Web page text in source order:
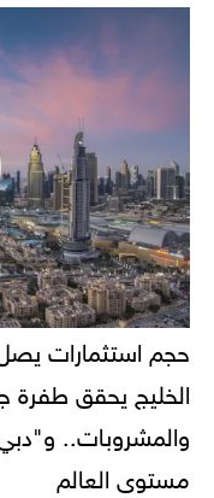
الخليج يحقق طفرة
والمشروبات.. و"دبي"
مستوى العالم